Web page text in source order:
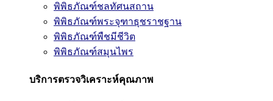
พิพิธภัณฑ์ชลทัศนสถาน
พิพิธภัณฑ์พระจุฑาธุชราชฐาน
พิพิธภัณฑ์พืชมีชีวิต
พิพิธภัณฑ์สมุนไพร
บริการตรวจวิเคราะห์คุณภาพ